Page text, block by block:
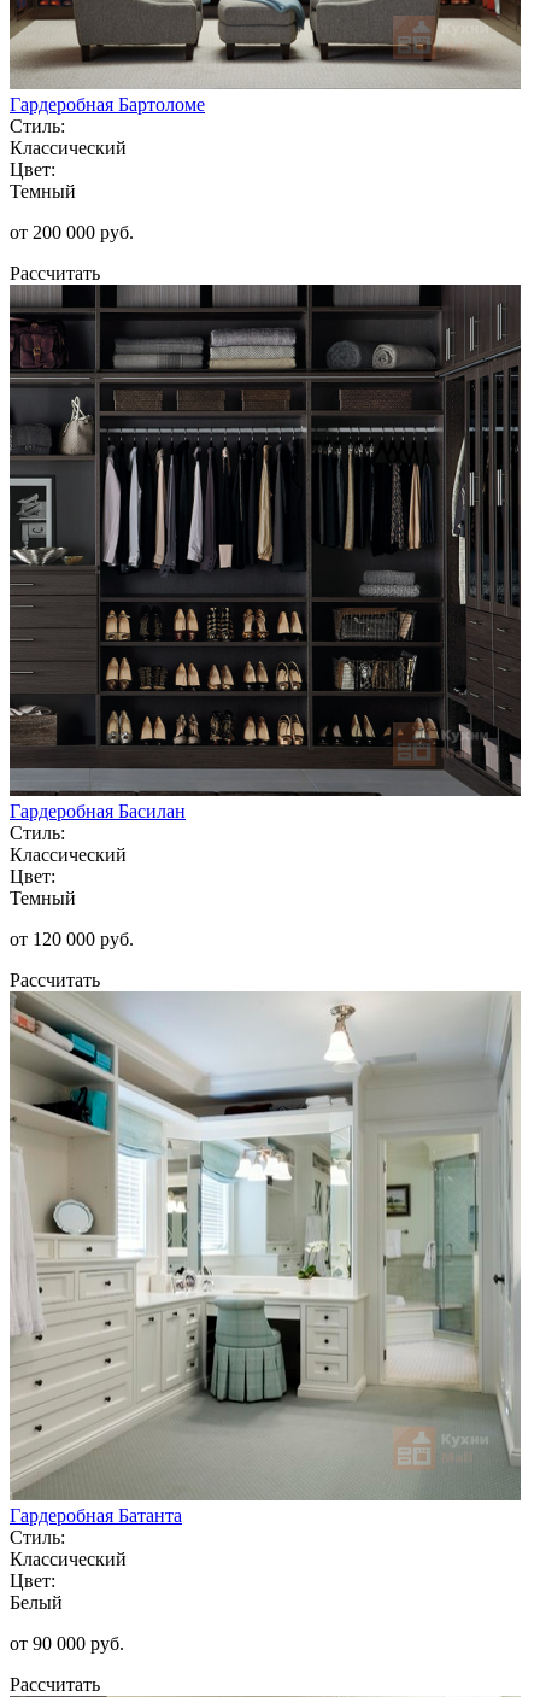
Гардеробная Бартоломе
Стиль:
Классический
Цвет:
Темный
от 200 000 руб.
Рассчитать
Гардеробная Басилан
Стиль:
Классический
Цвет:
Темный
от 120 000 руб.
Рассчитать
Гардеробная Батанта
Стиль:
Классический
Цвет:
Белый
от 90 000 руб.
Рассчитать